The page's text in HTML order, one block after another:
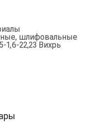
шлифовальные
1,6-22,23 Вихрь